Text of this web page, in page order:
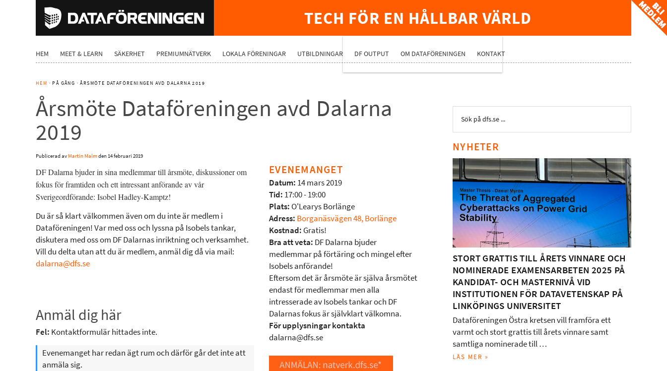
TECH FÖR EN HÅLLBAR VÄRLD
PREMIUMNÄTVERK
HEM MEET & LEARN SÄKERHET PREMIUMNÄTVERK LOKALA FÖRENINGAR UTBILDNINGAR DF OUTPUT OM DATAFÖRENINGEN KONTAKT
HEM · PÅ GÅNG · ÅRSMÖTE DATAFÖRENINGEN AVD DALARNA 2019
Årsmöte Dataföreningen avd Dalarna
2019
Publicerad av Martin Malmden14 februari 2019
DF Dalarna bjuder in sina medlemmar till årsmöte, diskussioner om
fokus för framtiden och ett intressant anförande av vår
Sverigeordförande: Isobel Hadley-Kamptz!
Du är så klart välkommen även om du inte är medlem i
Dataföreningen! Var med oss och lyssna på Isobels tankar,
diskutera med oss om DF Dalarnas inriktning och verksamhet.
Vill du delta utan att du är medlem, anmäl dig då via mail:
dalarna@dfs.se
Anmäl dig här
Fel: Kontaktformulär hittades inte.
Evenemanget har redan ägt rum och därför går det inte att
anmäla sig.
EVENEMANGET
Datum: 14 mars 2019
Tid: 17:00 - 19:00
Plats: O'Learys Borlänge
Adress: Borganäsvägen 48, Borlänge
Kostnad: Gratis!
Bra att veta: DF Dalarna bjuder
medlemmar på förtäring och mingel efter
Isobels anförande!
Eftersom det är årsmöte är själva årsmötet
endast för medlemmar men alla
intresserade av Isobels tankar och DF
Dalarnas fokus är självklart välkomna.
För upplysningar kontakta
dalarna@dfs.se
NYHETER
STORT GRATTIS TILL ÅRETS VINNARE OCH
NOMINERADE EXAMENSARBETEN 2025 PÅ
KANDIDAT- OCH MASTERNIVÅ VID
INSTITUTIONEN FÖR DATAVETENSKAP PÅ
LINKÖPINGS UNIVERSITET
Dataföreningen Östra kretsen vill framföra ett
varmt och stort grattis till årets vinnare samt
samtliga nominerade till …
LÄS MER »